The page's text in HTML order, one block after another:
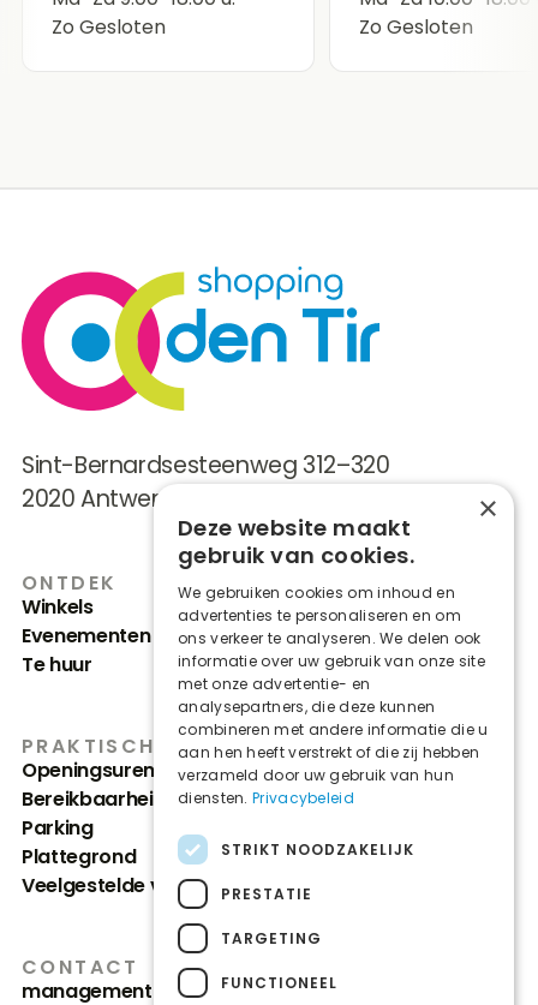
Zo Gesloten
Zo Gesloten
Sint-Bernardsesteenweg 312–320
2020 Antwerpen (Kiel)
ONTDEK
Winkels
Evenementen & nieuws
Te huur
PRAKTISCH
Openingsuren
Bereikbaarheid
Parking
Plattegrond
Veelgestelde vragen
CONTACT
management@dentirshopping.be
×
Deze website maakt
gebruik van cookies.
We gebruiken cookies om inhoud en
advertenties te personaliseren en om
ons verkeer te analyseren. We delen ook
informatie over uw gebruik van onze site
met onze advertentie- en
analysepartners, die deze kunnen
combineren met andere informatie die u
aan hen heeft verstrekt of die zij hebben
verzameld door uw gebruik van hun
diensten. Privacybeleid
STRIKT NOODZAKELIJK
PRESTATIE
TARGETING
FUNCTIONEEL